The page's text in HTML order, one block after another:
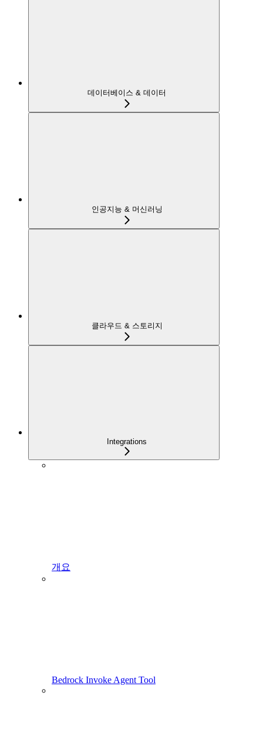
데이터베이스 & 데이터
인공지능 & 머신러닝
클라우드 & 스토리지
Integrations
개요
Bedrock Invoke Agent Tool